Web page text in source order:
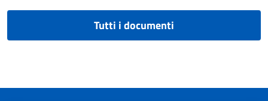
Tutti i documenti